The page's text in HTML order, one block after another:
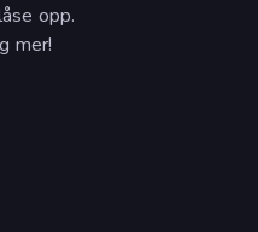
opp.
mer!